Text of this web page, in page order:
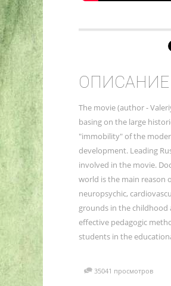
ОПИСАНИЕ
The movie (author -
basing on the large
"immobility" of the
development. Leading
involved in the movie.
world is the main reason
neuropsychic,
grounds in the childhood
effective pedagogic
students in the
35041 просмотров